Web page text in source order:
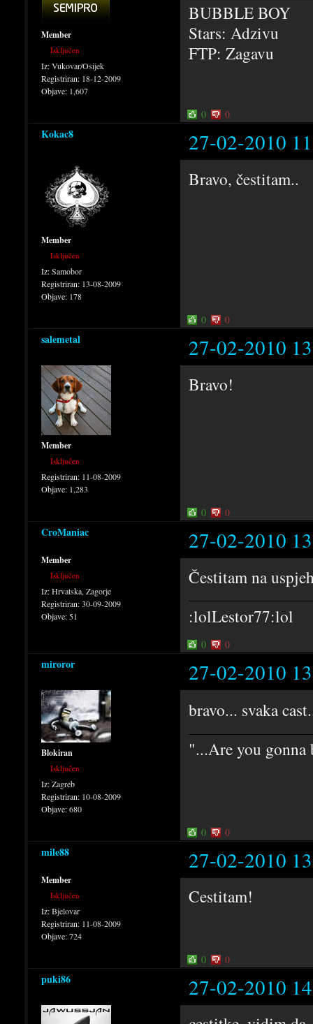
Member
Isključen
Iz:Vukovar/Osijek
Registriran: 18-12-2009
Objave: 1,607
BUBBLE BOY
Stars: Adzivu
FTP: Zagavu
0 0
Kokac8 27-02-2010
Member
Isključen
Iz:Samobor
Registriran: 13-08-2009
Objave: 178
Bravo, čestitam..
0 0
salemetal 27-02-2010
Member
Isključen
Registriran: 11-08-2009
Objave: 1,283
Bravo!
0 0
CroManiac 27-02-2010
Member
Isključen
Iz:Hrvatska, Zagorje
Registriran:30-09-2009
Objave: 51
Čestitam na
:lolLestor77:lol
0 0
miroror 27-02-2010
Blokiran
Isključen
Iz:Zagreb
Registriran: 10-08-2009
Objave:680
bravo... svaka
"...Are you gonna
0 0
mile88 27-02-2010
Member
Isključen
Iz:Bjelovar
Registriran: 11-08-2009
Objave:724
Cestitam!
0 0
puki86 27-02-2010